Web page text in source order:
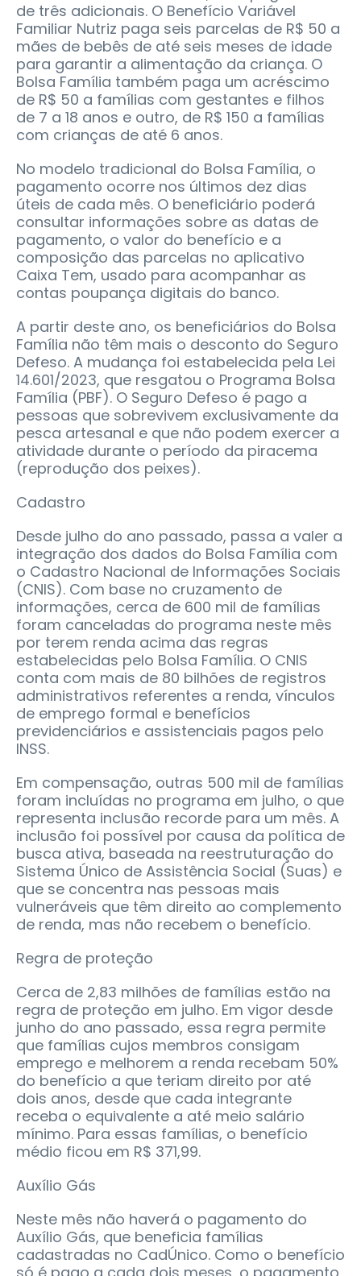
de três adicionais. O Benefício Variável
Familiar Nutriz paga seis parcelas de R$ 50 a
mães de bebês de até seis meses de idade
para garantir a alimentação da criança. O
Bolsa Família também paga um acréscimo
de R$ 50 a famílias com gestantes e filhos
de 7 a 18 anos e outro, de R$ 150 a famílias
com crianças de até 6 anos.
No modelo tradicional do Bolsa Família, o
pagamento ocorre nos últimos dez dias
úteis de cada mês. O beneficiário poderá
consultar informações sobre as datas de
pagamento, o valor do benefício e a
composição das parcelas no aplicativo
Caixa Tem, usado para acompanhar as
contas poupança digitais do banco.
A partir deste ano, os beneficiários do Bolsa
Família não têm mais o desconto do Seguro
Defeso. A mudança foi estabelecida pela Lei
14.601/2023, que resgatou o Programa Bolsa
Família (PBF). O Seguro Defeso é pago a
pessoas que sobrevivem exclusivamente da
pesca artesanal e que não podem exercer a
atividade durante o período da piracema
(reprodução dos peixes).
Cadastro
Desde julho do ano passado, passa a valer a
integração dos dados do Bolsa Família com
o Cadastro Nacional de Informações Sociais
(CNIS). Com base no cruzamento de
informações, cerca de 600 mil de famílias
foram canceladas do programa neste mês
por terem renda acima das regras
estabelecidas pelo Bolsa Família. O CNIS
conta com mais de 80 bilhões de registros
administrativos referentes a renda, vínculos
de emprego formal e benefícios
previdenciários e assistenciais pagos pelo
INSS.
Em compensação, outras 500 mil de famílias
foram incluídas no programa em julho, o que
representa inclusão recorde para um mês. A
inclusão foi possível por causa da política de
busca ativa, baseada na reestruturação do
Sistema Único de Assistência Social (Suas) e
que se concentra nas pessoas mais
vulneráveis que têm direito ao complemento
de renda, mas não recebem o benefício.
Regra de proteção
Cerca de 2,83 milhões de famílias estão na
regra de proteção em julho. Em vigor desde
junho do ano passado, essa regra permite
que famílias cujos membros consigam
emprego e melhorem a renda recebam 50%
do benefício a que teriam direito por até
dois anos, desde que cada integrante
receba o equivalente a até meio salário
mínimo. Para essas famílias, o benefício
médio ficou em R$ 371,99.
Auxílio Gás
Neste mês não haverá o pagamento do
Auxílio Gás, que beneficia famílias
cadastradas no CadÚnico. Como o benefício